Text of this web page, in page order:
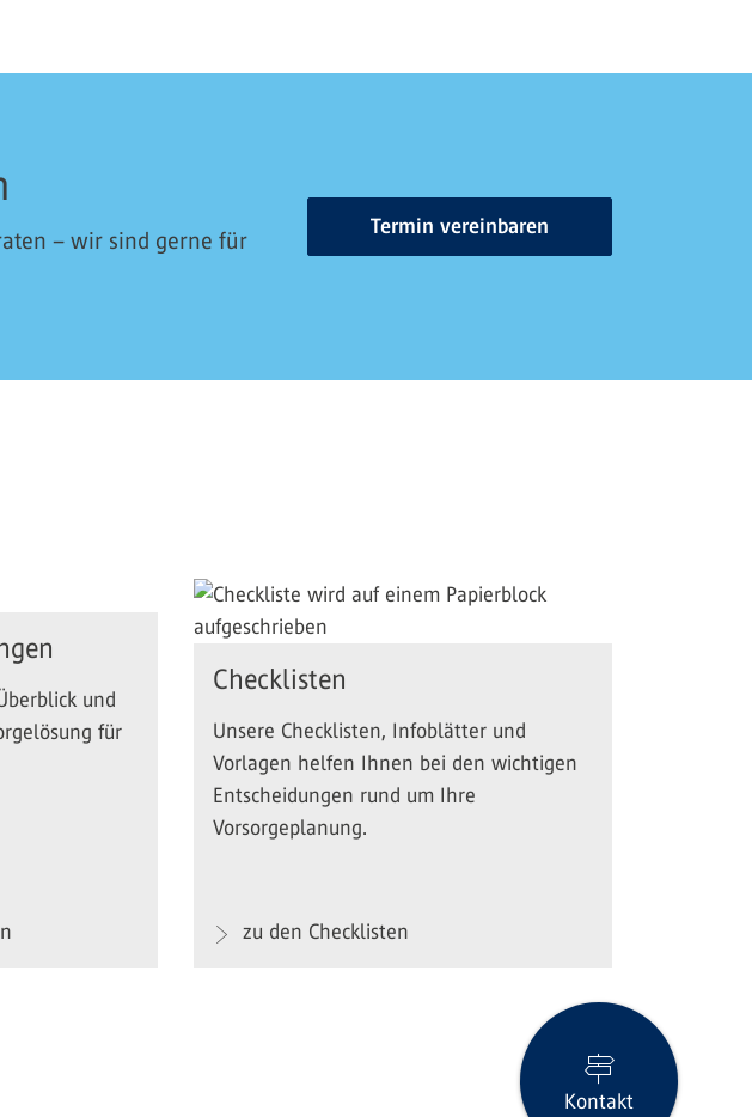
– wir sind gerne für
Termin vereinbaren
und
für
Checklisten
Unsere Checklisten, Infoblätter und
Vorlagen helfen Ihnen bei den wichtigen
Entscheidungen rund um Ihre
Vorsorgeplanung.
zu den Checklisten
Kontakt